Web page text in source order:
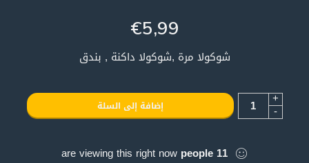
€5,99
شوكولا مرة ,شوكولا داكنة , بندق
+
- إضافة إلى السلة
11
people
are viewing this right now